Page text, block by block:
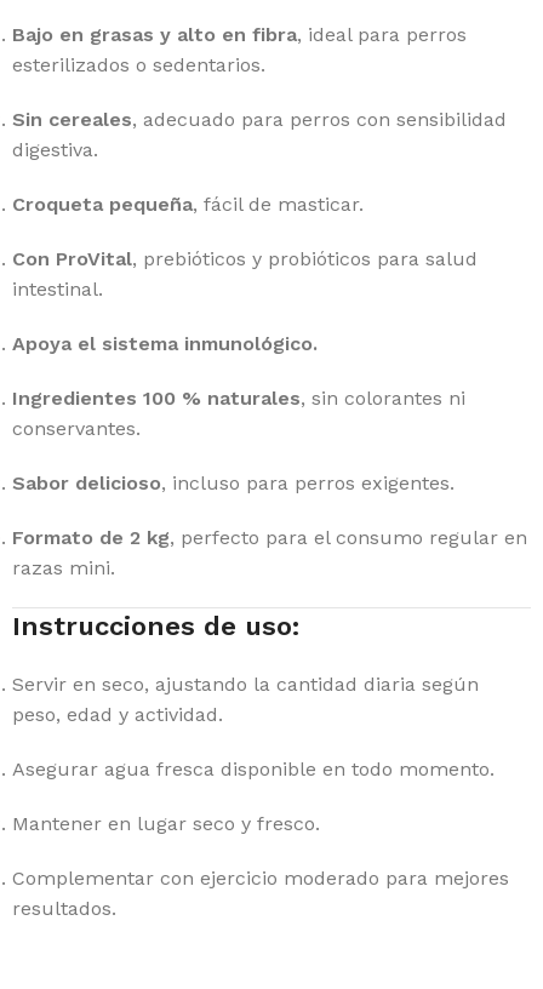
Bajo en grasas y alto en fibra, ideal para perros
esterilizados o sedentarios.
Sin cereales, adecuado para perros con sensibilidad
digestiva.
Croqueta pequeña, fácil de masticar.
Con ProVital, prebióticos y probióticos para salud
intestinal.
Apoya el sistema inmunológico.
Ingredientes 100 % naturales, sin colorantes ni
conservantes.
Sabor delicioso, incluso para perros exigentes.
Formato de 2 kg, perfecto para el consumo regular en
razas mini.
Instrucciones de uso:
Servir en seco, ajustando la cantidad diaria según
peso, edad y actividad.
Asegurar agua fresca disponible en todo momento.
Mantener en lugar seco y fresco.
Complementar con ejercicio moderado para mejores
resultados.